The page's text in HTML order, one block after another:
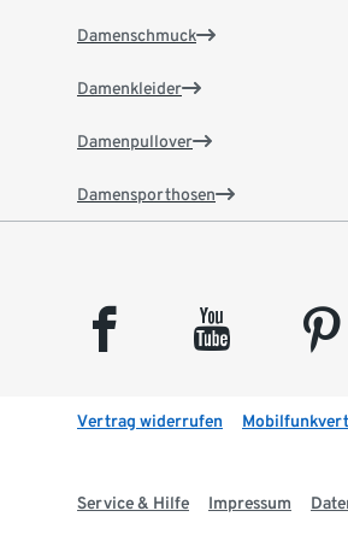
Damenschmuck
Damenkleider
Damenpullover
Damensporthosen
facebook youtube pinterest
Vertrag widerrufen
Service & Hilfe Impressum